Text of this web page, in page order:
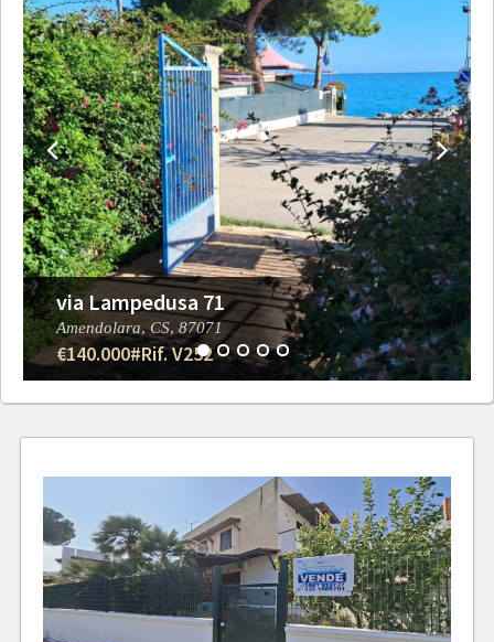
via Lampedusa 71
Amendolara,CS, 87071
€140.000#Rif. V252